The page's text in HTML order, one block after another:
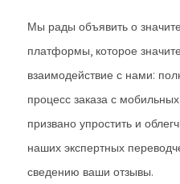
Мы рады объявить о
платформы, которое
взаимодействие с нами:
процесс заказа с
призвано упростить и
наших экспертных
сведению ваши отзывы.